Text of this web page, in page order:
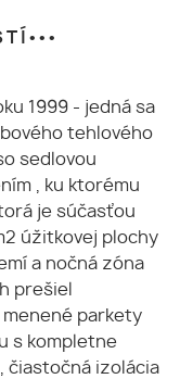
Í • • •
1999 - jedná sa
tehlového
sedlovou
, ku ktorému
je súčasťou
úžitkovej plochy
a nočná zóna
prešiel
parkety
s kompletne
čiastočná izolácia